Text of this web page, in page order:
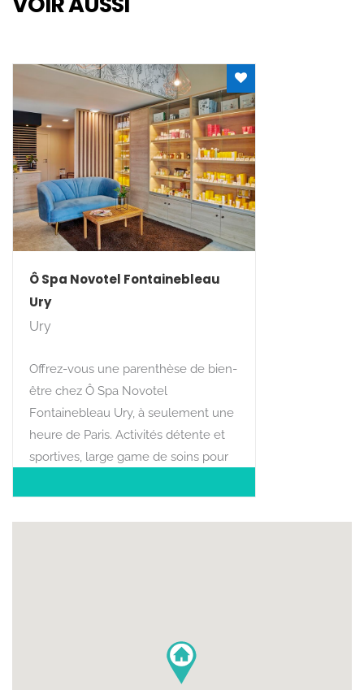
Climatisation
Télévision
Cheminée / Poêle
Accès Internet privatif réseau
Matériel Bébé
Accessible en fauteuil roulant en autonomie
Ô Spa Novotel Fontainebleau
Ury
Ury
Offrez-vous une parenthèse de bien-
être chez Ô Spa Novotel
Fontainebleau Ury, à seulement une
heure de Paris. Activités détente et
sportives, large game de soins pour
d'exception.